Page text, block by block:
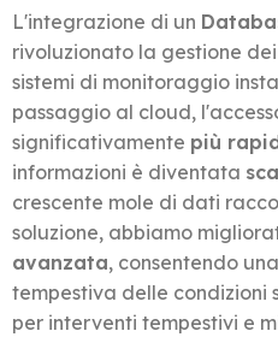
L'integrazione di un
rivoluzionato la gestione
sistemi di monitoraggio
passaggio al cloud,
significativamente più
informazioni è diventata
crescente mole di dati
soluzione, abbiamo
avanzata, consentendo
tempestiva delle
per interventi tempestivi e